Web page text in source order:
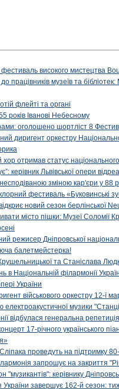
фестиваль високого мистецтва
до працівників музеїв та
флейті та органі
років Іванові Небесному
оголошено шортліст 8
диригент оркестру
отримав статус національного
керівник Львівської опери
зміною кар'єри у 88
фестиваль «Буковинські
новий сезон берлінської
місто пішки: Музеї Соломії
режисер Дніпровської
балетмейстерка!
та Станіслава
в Національній філармонії
України
військового оркестру 12-ї
електроакустичної музики
відбулася генеральна
17-річного українського
проведуть на підтримку
запрошує на закриття
керівнику
України завершує 162-й сезон: